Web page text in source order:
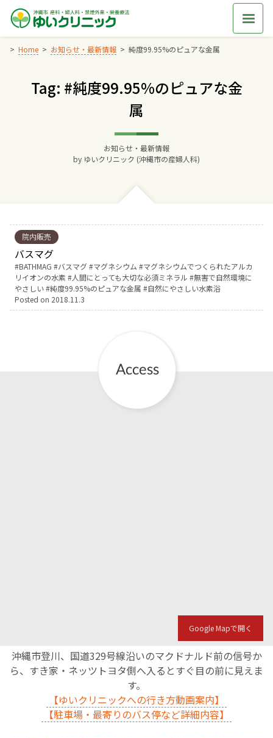
Skip
content
Home お知らせ・最新情報 純度99.95%のピュアな金属
Tag: #純度99.95%のピュアな金
属
お知らせ・最新情報
by ゆいクリニック (沖縄市の産婦人科)
院内販売
バスマグ
Tags:
BATHMAG バスマグ マグネシウム
マグネシウムでつくられたアルカ
リイオンの水素
人間にとっても大切な必須ミネラル
無害で自然環境に
やさしい 純度99.95%のピュアな金属
自然にやさしい水素浴
Posted on 2018.11.3
Google Mapで開く
沖縄市登川、国道329号線沿いのマクドナルド前の信号か
ら、すき家・ネッツトヨタ側へ入るとすぐ目の前に見えま
す。
【ゆいクリニックへの行き方動画案内】
【駐車場・最寄りのバス停など詳細内容】
Home
院長からのごあいさつ
ゆいクリニックの経営理念
診療料金
妊婦健診
お産について
母乳育児
予防接種